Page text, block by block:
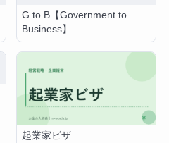
G to B【Government to
Business】
起業家ビザ